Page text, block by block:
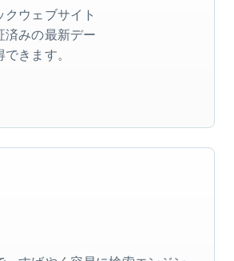
クウェブサイト
済みの最新デー
きます。